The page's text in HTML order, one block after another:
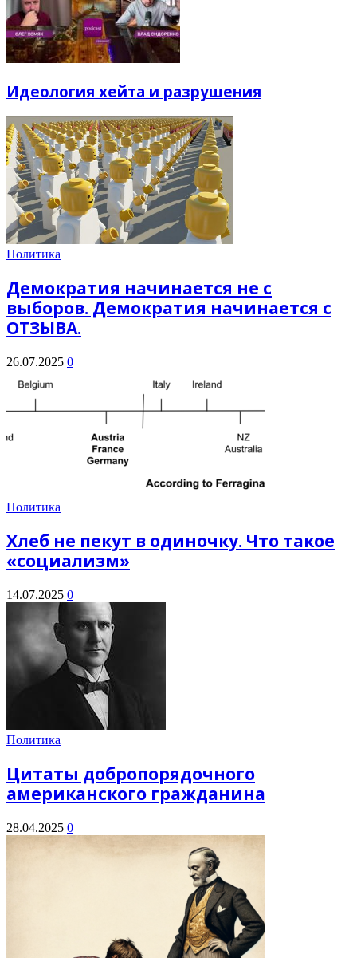
Идеология хейта и разрушения
Политика
Демократия начинается не с
выборов. Демократия начинается с
ОТЗЫВА.
26.07.2025 0
Политика
Хлеб не пекут в одиночку. Что такое
«социализм»
14.07.2025 0
Политика
Цитаты добропорядочного
американского гражданина
28.04.2025 0